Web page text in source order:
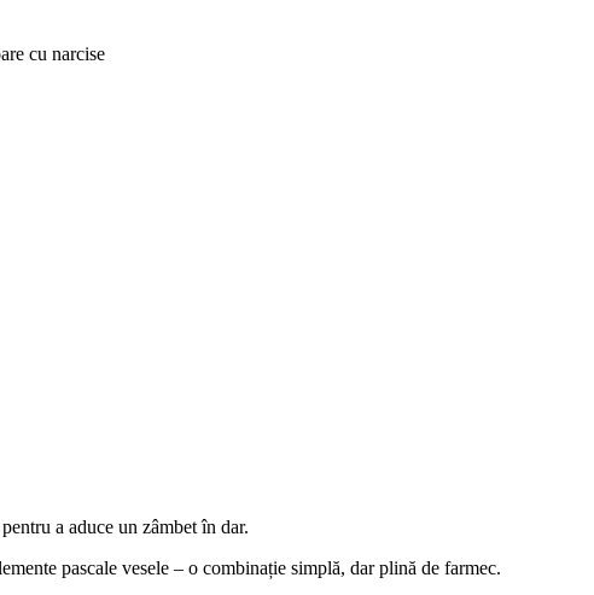
cu narcise
a aduce un zâmbet în dar.
pascale vesele – o combinație simplă, dar plină de farmec.